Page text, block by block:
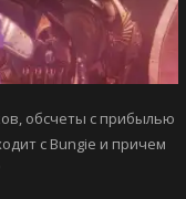
обсчеты с прибылью
с Bungie и причем